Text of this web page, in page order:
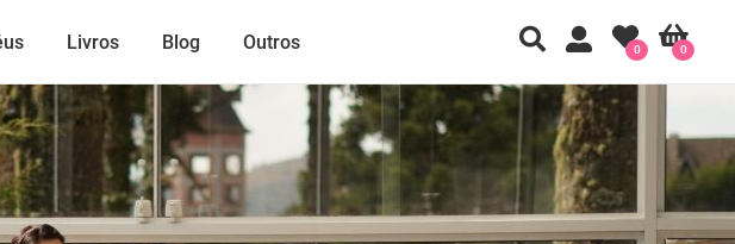
Livros Blog Outros 0
0